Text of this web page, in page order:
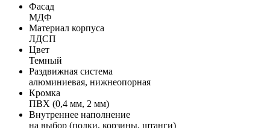
Фасад
МДФ
Материал корпуса
ЛДСП
Цвет
Темный
Раздвижная система
алюминиевая, нижнеопорная
Кромка
ПВХ (0,4 мм, 2 мм)
Внутреннее наполнение
на выбор (полки, корзины, штанги)